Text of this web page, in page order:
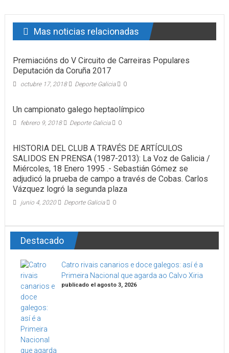
Mas noticias relacionadas
Premiacións do V Circuito de Carreiras Populares
Deputación da Coruña 2017
octubre 17, 2018 Deporte Galicia 0
Un campionato galego heptaolímpico
febrero 9, 2018 Deporte Galicia 0
HISTORIA DEL CLUB A TRAVÉS DE ARTÍCULOS
SALIDOS EN PRENSA (1987-2013): La Voz de Galicia /
Miércoles, 18 Enero 1995 .- Sebastián Gómez se
adjudicó la prueba de campo a través de Cobas. Carlos
Vázquez logró la segunda plaza
junio 4, 2020 Deporte Galicia 0
Destacado
Catro rivais canarios e doce galegos: así é a
Primeira Nacional que agarda ao Calvo Xiria
publicado el agosto 3, 2026